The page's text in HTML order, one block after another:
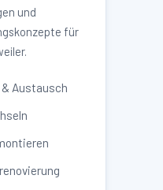
und
für
Austausch